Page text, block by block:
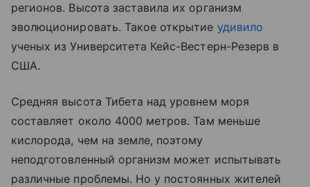
регионов. Высота заставила их организм
эволюционировать. Такое открытие удивило
ученых из Университета Кейс-Вестерн-Резерв в
США.
Средняя высота Тибета над уровнем моря
составляет около 4000 метров. Там меньше
кислорода, чем на земле, поэтому
неподготовленный организм может испытывать
различные проблемы. Но у постоянных жителей